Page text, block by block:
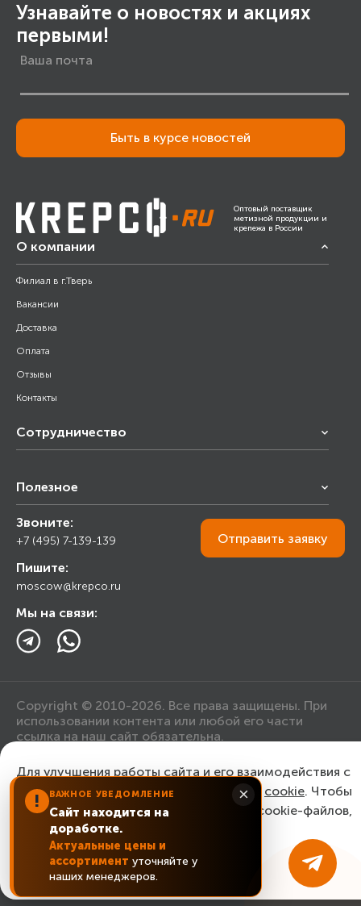
Узнавайте о новостях и акциях
первыми!
Быть в курсе новостей
Оптовый поставщик
метизной продукции и
крепежа в России
О компании
Филиал в г.Тверь
Вакансии
Доставка
Оплата
Отзывы
Контакты
Сотрудничество
Снабжение строительства
Торговым организациям
Полезное
Калькулятор
Прайс лист
Ответы на вопросы
Блог
Звоните:
+7 (495) 7-139-139
Пишите:
moscow@krepco.ru
Мы на связи:
Отправить заявку
Copyright © 2010-2026. Все права защищены. При
использовании контента или любой его части
ссылка на наш сайт обязательна.
Политика конфиденциальности
Согласие на обработку персональных данных
! ВАЖНОЕ УВЕДОМЛЕНИЕ
Сайт находится на
доработке.
Актуальные цены и
ассортимент уточняйте у
наших менеджеров.
×
Для улучшения работы сайта и его взаимодействия с
пользователями мы используем файлы cookie. Чтобы
согласиться с нашим использованием cookie-файлов,
нажмите “Ок, понятно!”
ОК, понятно!